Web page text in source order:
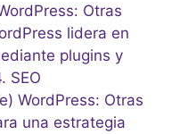
Otras
lidera en
plugins y
SEO
WordPress: Otras
una estrategia